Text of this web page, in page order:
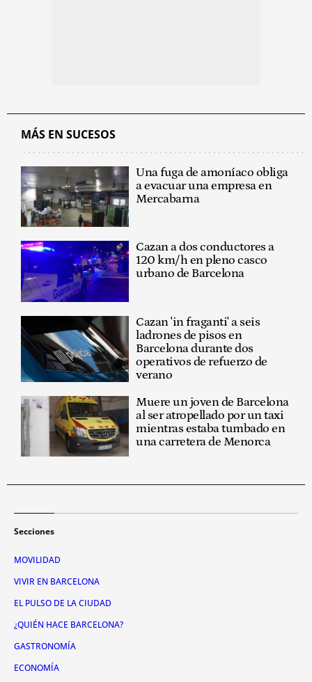
MÁS EN SUCESOS
Una fuga de amoníaco obliga
a evacuar una empresa en
Mercabarna
Cazan a dos conductores a
120 km/h en pleno casco
urbano de Barcelona
Cazan 'in fraganti' a seis
ladrones de pisos en
Barcelona durante dos
operativos de refuerzo de
verano
Muere un joven de Barcelona
al ser atropellado por un taxi
mientras estaba tumbado en
una carretera de Menorca
Secciones
MOVILIDAD
VIVIR EN BARCELONA
EL PULSO DE LA CIUDAD
¿QUIÉN HACE BARCELONA?
GASTRONOMÍA
ECONOMÍA